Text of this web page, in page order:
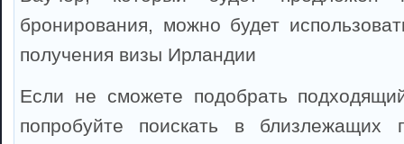
бронирования, можно будет
получения визы Ирландии
Если не сможете подобрать
попробуйте поискать в близлежащих